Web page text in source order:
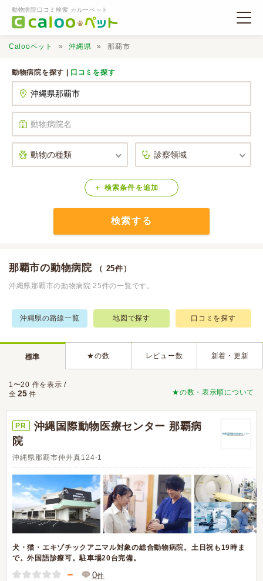
動物病院口コミ検索 カルーペット
口コミ検索
Calooペットとは？
Calooペット 沖縄県 那覇市
動物病院を探す | 口コミを探す
検索条件 を追加
検索する
那覇市の動物病院 （ 25件）
沖縄県那覇市の動物病院 25件の一覧です。
沖縄県の路線一覧 地図で探す 口コミを探す
標準 ★の数 レビュー数 新着・更新
★の数・表示順について
1〜20 件を表示 /
全 25 件
PR
沖縄国際動物医療センター 那覇病
院
沖縄県那覇市仲井真124-1
犬・猫・エキゾチックアニマル対象の総合動物病院。土日祝も19時ま
で。外国語診療可。駐車場20台完備。
－ 0件